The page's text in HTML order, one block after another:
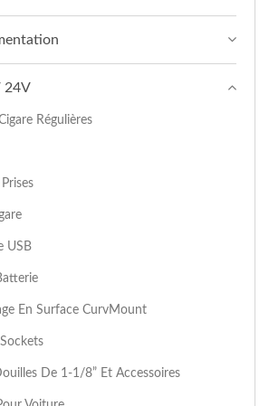
24V
Régulières
USB
En Surface CurvMount
De 1-1/8” Et Accessoires